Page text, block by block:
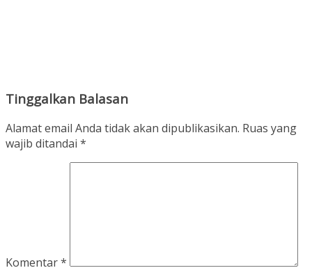
Tinggalkan Balasan
Alamat email Anda tidak akan dipublikasikan. Ruas yang
wajib ditandai *
Komentar*